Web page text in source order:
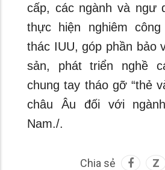
cấp, các ngành và ngư
thực hiện nghiêm
thác IUU, góp phần bảo
sản, phát triển nghề
chung tay tháo gỡ “thẻ
châu Âu đối với
Nam./.
Chia sẻ Z